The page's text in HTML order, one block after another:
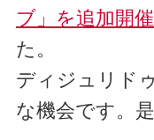
ブ」を追加開催
た。
ディジュリド
な機会です。